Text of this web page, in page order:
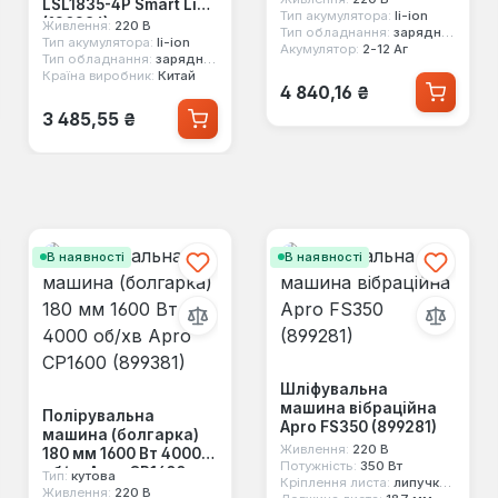
LSL1835-4P Smart Line
(120286)
Живлення: 220 В
Тип акумулятора: li-ion
Тип обладнання: зарядний пристрій для ел.інструменту
Країна виробник: Китай
Звичайна ціна:
3 485,55 ₴
Тип акумулятора: li-ion
Тип обладнання: зарядний пристрій для ел.інструменту
Акумулятор: 2-12 Аг
Звичайна ціна:
4 840,16 ₴
В наявності
Полірувальна
машина (болгарка)
180 мм 1600 Вт 4000
об/хв Apro СP1600
(899381)
Тип: кутова
Живлення: 220 В
В наявності
Шліфувальна
машина вібраційна
Apro FS350 (899281)
Живлення: 220 В
Потужність: 350 Вт
Кріплення листа: липучка, зажим